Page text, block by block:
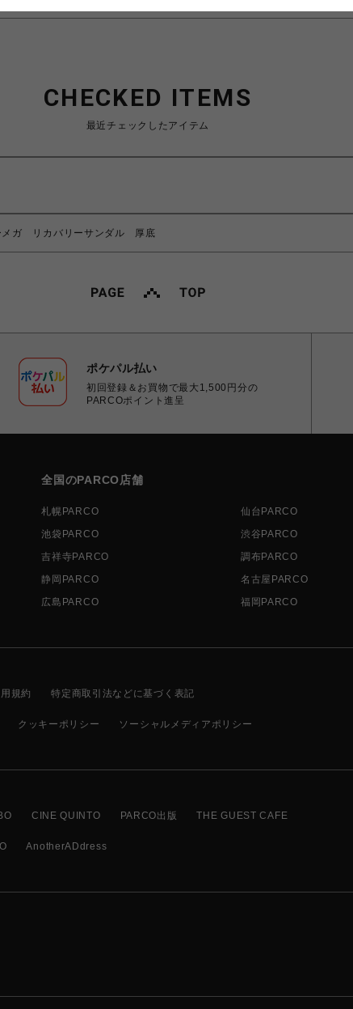
CHECKED ITEMS
最近チェックしたアイテム
メガ リカバリーサンダル 厚底
ポケパル払い
初回登録＆お買物で最大1,500円分の
PARCOポイント進呈
全国のPARCO店舗
札幌PARCO 仙台PARCO
池袋PARCO
渋谷PARCO
吉祥寺PARCO
調布PARCO
静岡PARCO
名古屋PARCO
広島PARCO
福岡PARCO
規約 特定商取引法などに基づく表記
クッキーポリシー ソーシャルメディアポリシー
CINE QUINTO PARCO出版 THE GUEST CAFE
AnotherADdress